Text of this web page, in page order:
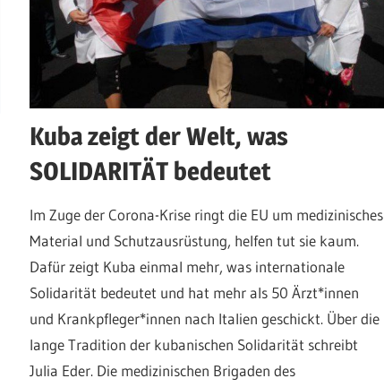
Kuba zeigt der Welt, was
SOLIDARITÄT bedeutet
Im Zuge der Corona-Krise ringt die EU um medizinisches
Material und Schutzausrüstung, helfen tut sie kaum.
Dafür zeigt Kuba einmal mehr, was internationale
Solidarität bedeutet und hat mehr als 50 Ärzt*innen
und Krankpfleger*innen nach Italien geschickt. Über die
lange Tradition der kubanischen Solidarität schreibt
Julia Eder. Die medizinischen Brigaden des